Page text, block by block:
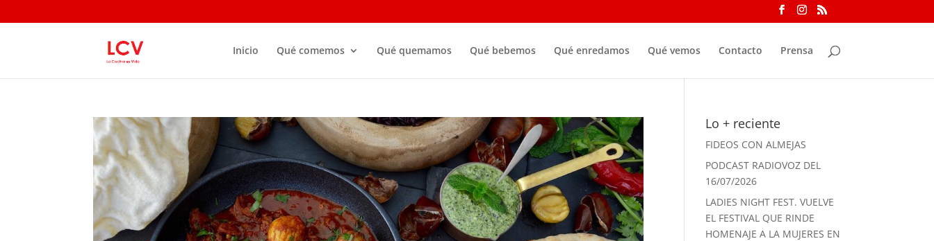
Inicio Qué comemos Qué quemamos Qué bebemos Qué enredamos Qué vemos Contacto Prensa
Lo + reciente
FIDEOS CON ALMEJAS
PODCAST RADIOVOZ DEL
16/07/2026
LADIES NIGHT FEST. VUELVE
EL FESTIVAL QUE RINDE
HOMENAJE A LA MUJERES EN